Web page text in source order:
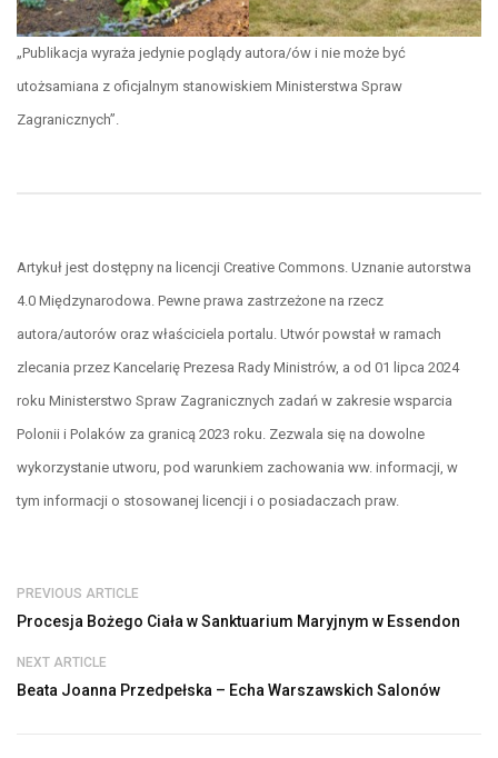
„Publikacja wyraża jedynie poglądy autora/ów i nie może być
utożsamiana z oficjalnym stanowiskiem Ministerstwa Spraw
Zagranicznych”.
Artykuł jest dostępny na licencji Creative Commons. Uznanie autorstwa
4.0 Międzynarodowa. Pewne prawa zastrzeżone na rzecz
autora/autorów oraz właściciela portalu. Utwór powstał w ramach
zlecania przez Kancelarię Prezesa Rady Ministrów, a od 01 lipca 2024
roku Ministerstwo Spraw Zagranicznych zadań w zakresie wsparcia
Polonii i Polaków za granicą 2023 roku. Zezwala się na dowolne
wykorzystanie utworu, pod warunkiem zachowania ww. informacji, w
tym informacji o stosowanej licencji i o posiadaczach praw.
PREVIOUS ARTICLE
Procesja Bożego Ciała w Sanktuarium Maryjnym w Essendon
NEXT ARTICLE
Beata Joanna Przedpełska – Echa Warszawskich Salonów